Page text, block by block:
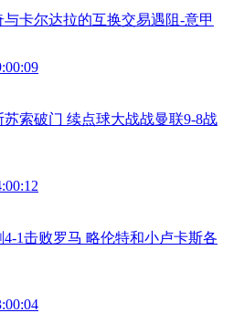
卡尔达拉的互换交易遇阻-意甲
索破门 续点球大战战曼联9-8战
1击败罗马 略伦特和小卢卡斯各